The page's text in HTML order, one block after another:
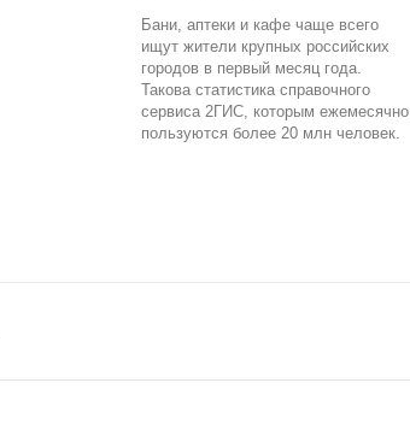
Бани, аптеки и кафе чаще всего
ищут жители крупных российских
городов в первый месяц года.
Такова статистика справочного
сервиса 2ГИС, которым ежемесячно
пользуются более 20 млн человек.